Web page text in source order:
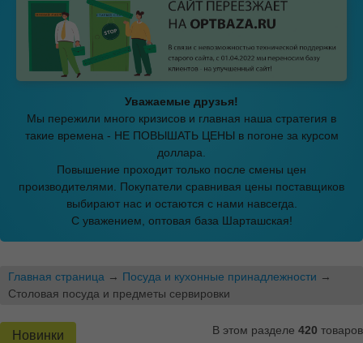
Уважаемые друзья!
Мы пережили много кризисов и главная наша стратегия в
такие времена - НЕ ПОВЫШАТЬ ЦЕНЫ в погоне за курсом
доллара.
Повышение проходит только после смены цен
производителями. Покупатели сравнивая цены поставщиков
выбирают нас и остаются с нами навсегда.
С уважением, оптовая база Шарташская!
Главная страница → Посуда и кухонные принадлежности →
Столовая посуда и предметы сервировки
В этом разделе 420 товаров
Новинки